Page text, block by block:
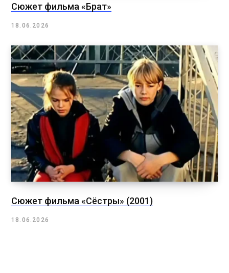
Сюжет фильма «Брат»
18.06.2026
Сюжет фильма «Сёстры» (2001)
18.06.2026